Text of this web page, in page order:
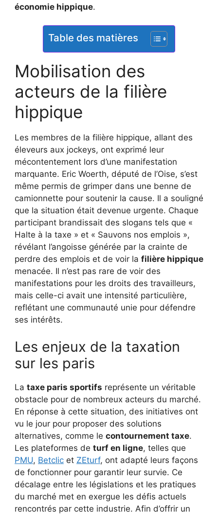
économie hippique.
Table des matières
Mobilisation des
acteurs de la filière
hippique
Les membres de la filière hippique, allant des
éleveurs aux jockeys, ont exprimé leur
mécontentement lors d’une manifestation
marquante. Eric Woerth, député de l’Oise, s’est
même permis de grimper dans une benne de
camionnette pour soutenir la cause. Il a souligné
que la situation était devenue urgente. Chaque
participant brandissait des slogans tels que «
Halte à la taxe » et « Sauvons nos emplois »,
révélant l’angoisse générée par la crainte de
perdre des emplois et de voir la filière hippique
menacée. Il n’est pas rare de voir des
manifestations pour les droits des travailleurs,
mais celle-ci avait une intensité particulière,
reflétant une communauté unie pour défendre
ses intérêts.
Les enjeux de la taxation
sur les paris
La taxe paris sportifs représente un véritable
obstacle pour de nombreux acteurs du marché.
En réponse à cette situation, des initiatives ont
vu le jour pour proposer des solutions
alternatives, comme le contournement taxe.
Les plateformes de turf en ligne, telles que
PMU, Betclic et ZEturf, ont adapté leurs façons
de fonctionner pour garantir leur survie. Ce
décalage entre les législations et les pratiques
du marché met en exergue les défis actuels
rencontrés par cette industrie. Afin d’offrir un